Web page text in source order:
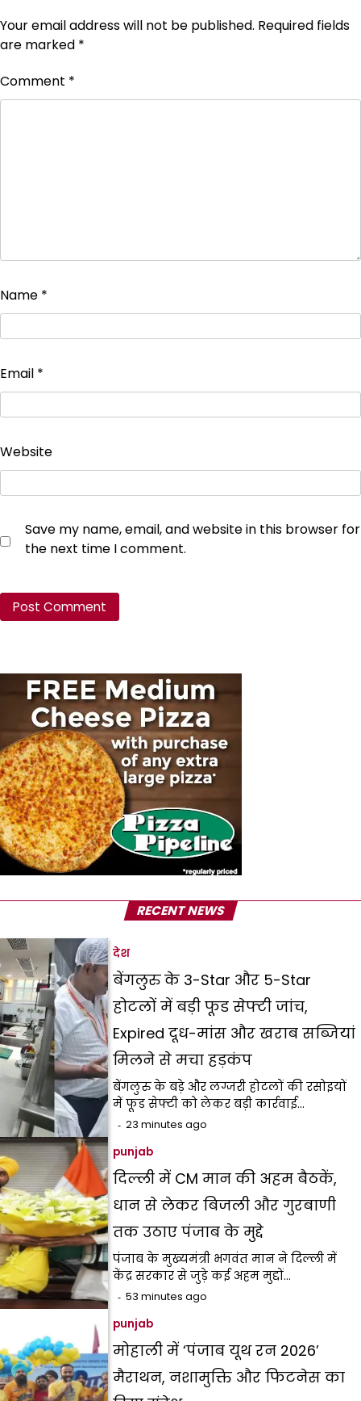
Your email address will not be published. Required fields
are marked *
Comment *
Name *
Email *
Website
Save my name, email, and website in this browser for
the next time I comment.
RECENT NEWS
देश
बेंगलुरु के 3-Star और 5-Star
होटलों में बड़ी फूड सेफ्टी जांच,
Expired दूध-मांस और खराब सब्जियां
मिलने से मचा हड़कंप
बेंगलुरु के बड़े और लग्जरी होटलों की रसोइयों
में फूड सेफ्टी को लेकर बड़ी कार्रवाई…
23 minutes ago
punjab
दिल्ली में CM मान की अहम बैठकें,
धान से लेकर बिजली और गुरबाणी
तक उठाए पंजाब के मुद्दे
पंजाब के मुख्यमंत्री भगवंत मान ने दिल्ली में
केंद्र सरकार से जुड़े कई अहम मुद्दों…
53 minutes ago
punjab
मोहाली में ‘पंजाब यूथ रन 2026’
मैराथन, नशामुक्ति और फिटनेस का